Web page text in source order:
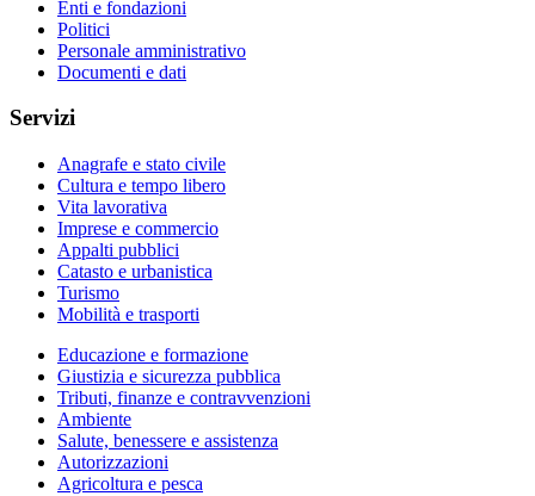
Enti e fondazioni
Politici
Personale amministrativo
Documenti e dati
Servizi
Anagrafe e stato civile
Cultura e tempo libero
Vita lavorativa
Imprese e commercio
Appalti pubblici
Catasto e urbanistica
Turismo
Mobilità e trasporti
Educazione e formazione
Giustizia e sicurezza pubblica
Tributi, finanze e contravvenzioni
Ambiente
Salute, benessere e assistenza
Autorizzazioni
Agricoltura e pesca